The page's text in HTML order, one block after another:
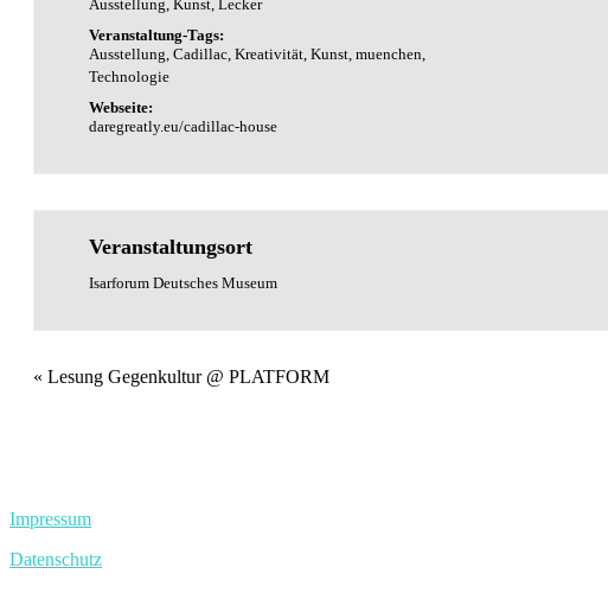
Ausstellung ,Kunst ,Lecker
Veranstaltung-Tags:
Ausstellung ,Cadillac ,Kreativität ,Kunst ,muenchen
Technologie
Webseite:
daregreatly.eu/cadillac-house
Veranstaltungsort
Isarforum Deutsches Museum
Veranstaltung
« Lesung Gegenkultur @ PLATFORM
Impressum
Datenschutz